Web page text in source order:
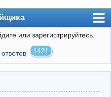
или зарегистрируйтесь.
1421